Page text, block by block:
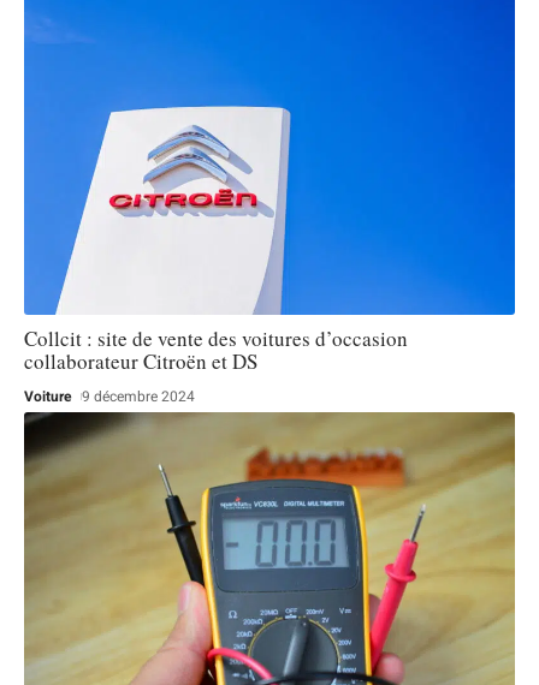
Collcit : site de vente des voitures d’occasion
collaborateur Citroën et DS
Voiture 9 décembre 2024